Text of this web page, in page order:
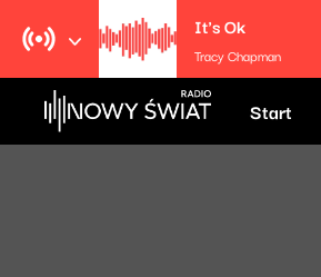
It's Ok
Tracy Chapman
Start